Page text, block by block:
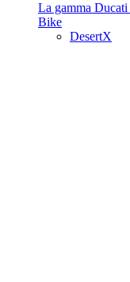
La gamma Ducati
Bike
DesertX